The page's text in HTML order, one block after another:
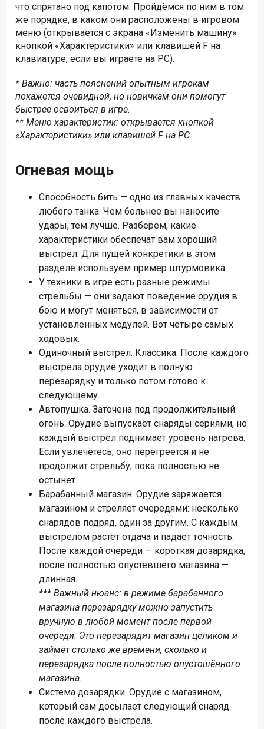
что спрятано под капотом. Пройдёмся по ним в том
же порядке, в каком они расположены в игровом
меню (открывается с экрана «Изменить машину»
кнопкой «Характеристики» или клавишей F на
клавиатуре, если вы играете на PC).
* Важно: часть пояснений опытным игрокам
покажется очевидной, но новичкам они помогут
быстрее освоиться в игре.
** Меню характеристик: открывается кнопкой
«Характеристики» или клавишей F на PC.
Огневая мощь
Способность бить — одно из главных качеств
любого танка. Чем больнее вы наносите
удары, тем лучше. Разберём, какие
характеристики обеспечат вам хороший
выстрел. Для пущей конкретики в этом
разделе используем пример штурмовика.
У техники в игре есть разные режимы
стрельбы — они задают поведение орудия в
бою и могут меняться, в зависимости от
установленных модулей. Вот четыре самых
ходовых:
Одиночный выстрел. Классика. После каждого
выстрела орудие уходит в полную
перезарядку и только потом готово к
следующему.
Автопушка. Заточена под продолжительный
огонь. Орудие выпускает снаряды сериями, но
каждый выстрел поднимает уровень нагрева.
Если увлечётесь, оно перегреется и не
продолжит стрельбу, пока полностью не
остынет.
Барабанный магазин. Орудие заряжается
магазином и стреляет очередями: несколько
снарядов подряд, один за другим. С каждым
выстрелом растёт отдача и падает точность.
После каждой очереди — короткая дозарядка,
после полностью опустевшего магазина —
длинная.
*** Важный нюанс: в режиме барабанного
магазина перезарядку можно запустить
вручную в любой момент после первой
очереди. Это перезарядит магазин целиком и
займёт столько же времени, сколько и
перезарядка после полностью опустошённого
магазина.
Система дозарядки. Орудие с магазином,
который сам досылает следующий снаряд
после каждого выстрела.